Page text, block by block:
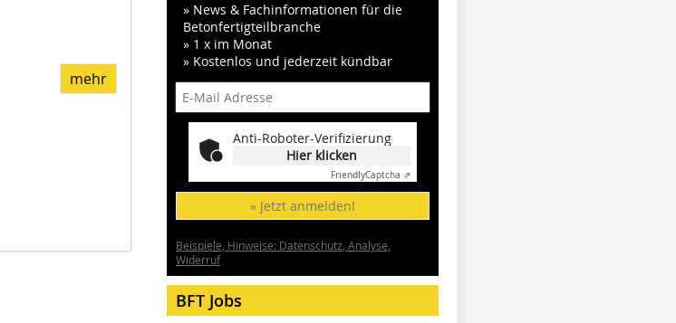
mehr
» News & Fachinformationen für die
Betonfertigteilbranche
» 1 x im Monat
» Kostenlos und jederzeit kündbar
Anti-Roboter-Verifizierung
Hier klicken
FriendlyCaptcha ⇗
» Jetzt anmelden!
Beispiele, Hinweise: Datenschutz, Analyse,
Widerruf
BFT Jobs